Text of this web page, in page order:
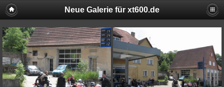
Neue Galerie für xt600.de